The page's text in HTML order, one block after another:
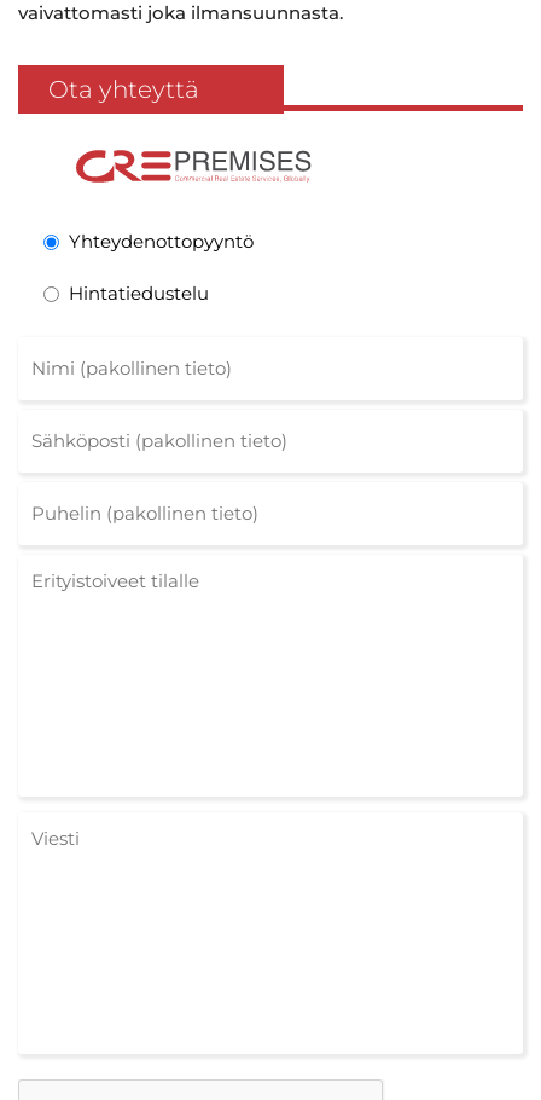
vaivattomasti joka ilmansuunnasta.
Ota yhteyttä
Yhteydenottopyyntö
Hintatiedustelu